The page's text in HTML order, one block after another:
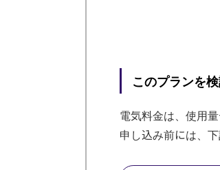
このプランを
電気料金は、使用
申し込み前には、